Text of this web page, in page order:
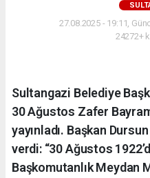
27.08.2025 - 19:11,
24272+
Sultangazi Belediye
30 Ağustos Zafer
yayınladı. Başkan
verdi: “30 Ağustos
Başkomutanlık Meydan